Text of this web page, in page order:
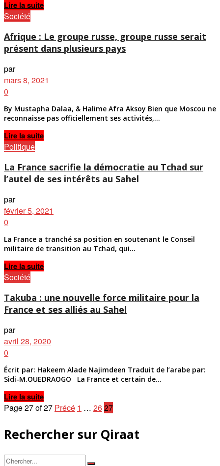
Lire la suiteDetails
Société
Afrique : Le groupe russe, groupe russe serait
présent dans plusieurs pays
par
mars 8, 2021
0
By Mustapha Dalaa, & Halime Afra Aksoy Bien que Moscou ne
reconnaisse pas officiellement ses activités,...
Lire la suiteDetails
Politique
La France sacrifie la démocratie au Tchad sur
l’autel de ses intérêts au Sahel
par
février 5, 2021
0
La France a tranché sa position en soutenant le Conseil
militaire de transition au Tchad, qui...
Lire la suiteDetails
Société
Takuba : une nouvelle force militaire pour la
France et ses alliés au Sahel
par
avril 28, 2020
0
Écrit par: Hakeem Alade Najimdeen Traduit de l’arabe par:
Sidi-M.OUEDRAOGO La France et certain de...
Lire la suiteDetails
Page 27 of 27 Précé 1 … 2627
Rechercher sur Qiraat